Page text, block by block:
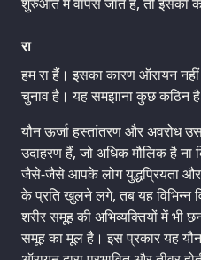
रा
हम रा हैं। इसका कारण ऑरायन
चुनाव है। यह समझाना कुछ कठिन
यौन ऊर्जा हस्तांतरण और अवरोध
उदाहरण हैं, जो अधिक मौलिक है ना
जैसे-जैसे आपके लोग युद्धप्रियता
के प्रति खुलने लगे, तब यह विभिन्न
शरीर समूह की अभिव्यक्तियों में भी
समूह का मूल है। इस प्रकार यह